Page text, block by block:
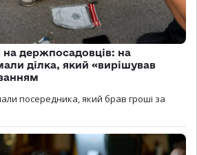
держпосадовців: на
ділка, який «вирішував
посередника, який брав гроші за